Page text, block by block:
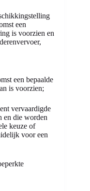
een
is voorzien en
een bepaalde
is voorzien;
vervaardigde
en die worden
keuze of
voor een